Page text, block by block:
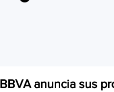
BBVA anuncia sus